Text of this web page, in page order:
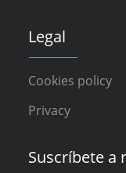
Legal
Cookies policy
Privacy
Suscríbete a